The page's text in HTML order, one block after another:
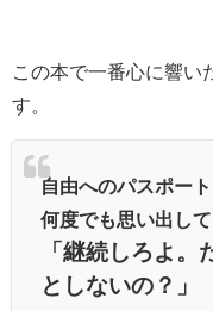
この本で一番心に響い
す。
自由へのパスポー
何度でも思い出し
「継続しろよ。
としないの？」